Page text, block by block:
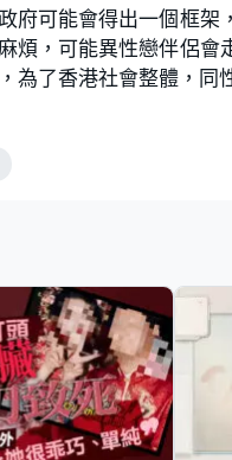
府可能會得出一個框
煩，可能異性戀伴侶
為了香港社會整體，同